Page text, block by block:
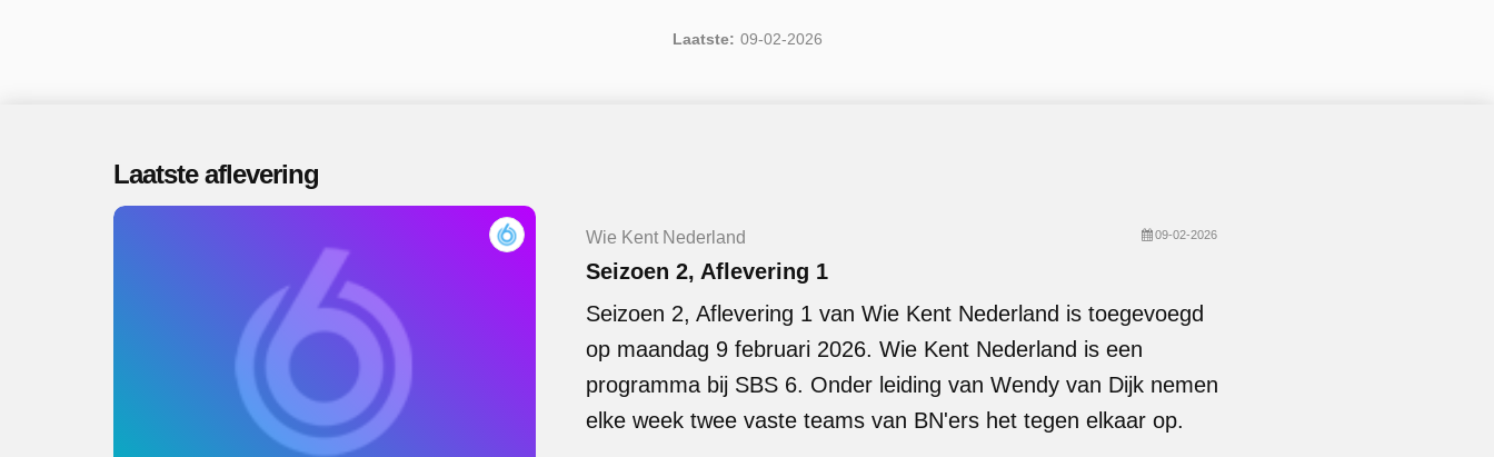
Laatste: 09-02-2026
Laatste aflevering
Wie Kent Nederland 09-02-2026
Seizoen 2, Aflevering 1
Seizoen 2, Aflevering 1 van Wie Kent Nederland is toegevoegd
op maandag 9 februari 2026. Wie Kent Nederland is een
programma bij SBS 6. Onder leiding van Wendy van Dijk nemen
elke week twee vaste teams van BN'ers het tegen elkaar op.